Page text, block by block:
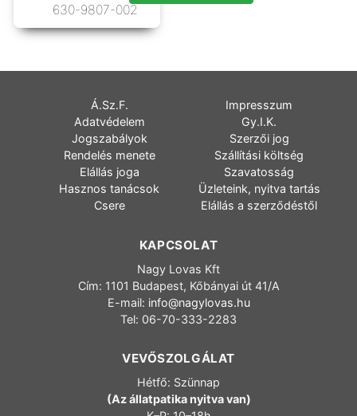
630-9807-002
Á.Sz.F.
Impresszum
Adatvédelem
Gy.I.K.
Jogszabályok
Szerzői jog
Rendelés menete
Szállítási költség
Elállás joga
Szavatosság
Hasznos tanácsok
Üzleteink, nyitva tartás
Csere
Elállás a szerződéstől
KAPCSOLAT
Nagy Lovas Kft
Cím: 1101 Budapest, Kőbányai út 41/A
E-mail: info@nagylovas.hu
Tel: 06-70-333-2283
VEVŐSZOLGÁLAT
Hétfő: Szünnap
(Az állatpatika nyitva van)